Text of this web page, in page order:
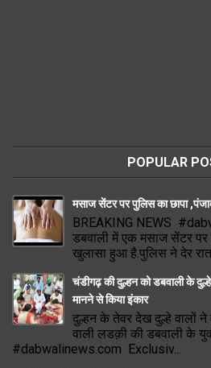
POPULAR
मसाज सेंटर पर पुलिस का छापा
BREAKING NEWS
डबवाली में एक मसाज सेंटर
खुलासा हुआ है.पुलिस ने देर रात
चंडीगढ़ की दुल्हन को डबवाली के
मानने से किया इंकार
दुल्हन के तेवर देख दुल्हे वालों
वाली लडक़ी की डबवाली के
#dabwalinews.com Exclusiv...